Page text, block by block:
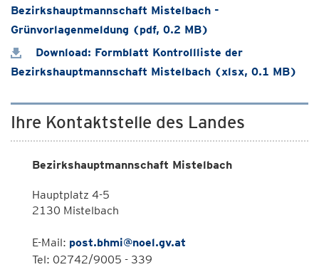
Bezirkshauptmannschaft Mistelbach -
Grünvorlagenmeldung (pdf, 0.2 MB)
Download: Formblatt Kontrollliste der
Bezirkshauptmannschaft Mistelbach (xlsx, 0.1 MB)
Ihre Kontaktstelle des Landes
Bezirkshauptmannschaft Mistelbach
Hauptplatz 4-5
2130 Mistelbach
E-Mail: post.bhmi@noel.gv.at
Tel: 02742/9005 - 339